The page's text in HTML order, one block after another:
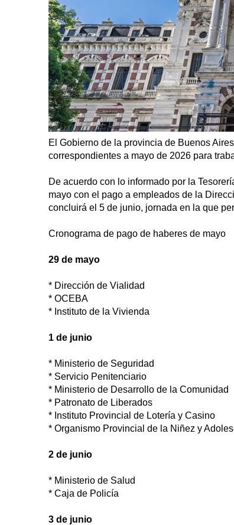
El Gobierno de la provincia de Buenos
correspondientes a mayo de 2026 para
De acuerdo con lo informado por la
mayo con el pago a empleados de la
concluirá el 5 de junio, jornada en la que
Cronograma de pago de haberes de mayo
29 de mayo
* Dirección de Vialidad
* OCEBA
* Instituto de la Vivienda
1 de junio
* Ministerio de Seguridad
* Servicio Penitenciario
* Ministerio de Desarrollo de la Comunidad
* Patronato de Liberados
* Instituto Provincial de Lotería y Casino
* Organismo Provincial de la Niñez y
2 de junio
* Ministerio de Salud
* Caja de Policía
3 de junio